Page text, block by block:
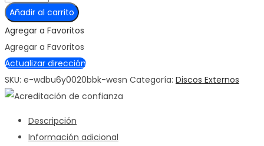
Externo
HDD
WESTERN
DIGITAL
Elements
2TB
Tipo
Añadir al carrito
Agregar a Favoritos
Agregar a Favoritos
Actualizar dirección
SKU: e-wdbu6y0020bbk-wesn Categoría: Discos Externos
Descripción
Información adicional